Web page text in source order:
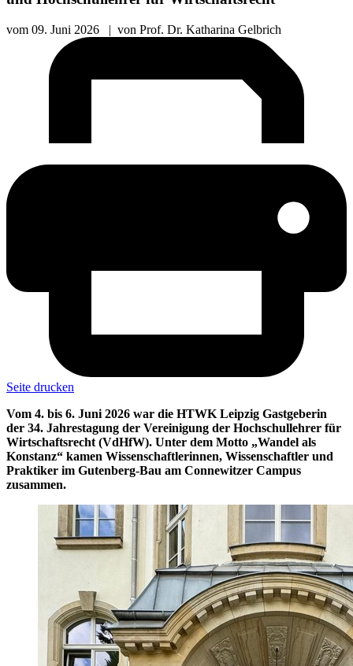
vom 09. Juni 2026 | von Prof. Dr. Katharina Gelbrich
Seite drucken
Vom 4. bis 6. Juni 2026 war die HTWK Leipzig Gastgeberin
der 34. Jahrestagung der Vereinigung der Hochschullehrer für
Wirtschaftsrecht (VdHfW). Unter dem Motto „Wandel als
Konstanz“ kamen Wissenschaftlerinnen, Wissenschaftler und
Praktiker im Gutenberg-Bau am Connewitzer Campus
zusammen.